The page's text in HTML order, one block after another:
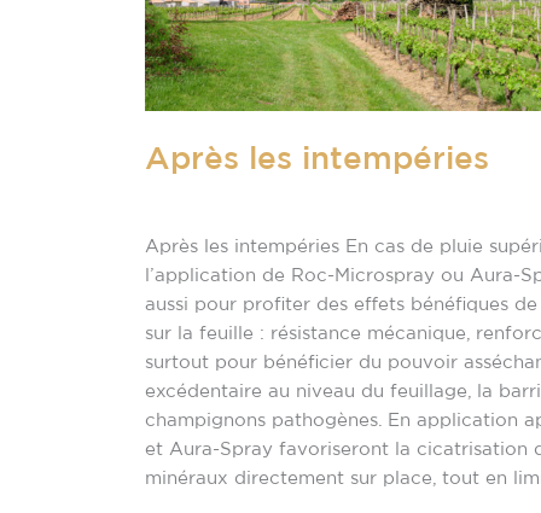
Après les intempéries
Après les intempéries En cas de pluie
l’application de Roc-Microspray ou Aura-
aussi pour profiter des effets bénéfiques
sur la feuille : résistance mécanique,
surtout pour bénéficier du pouvoir
excédentaire au niveau du feuillage, la
champignons pathogènes. En application
et Aura-Spray favoriseront la cicatrisation
minéraux directement sur place, tout en